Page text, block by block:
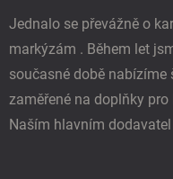
Jednalo se převážně o
markýzám . Během let
současné době
zaměřené na doplňky
Naším hlavním